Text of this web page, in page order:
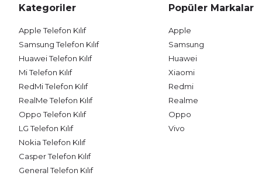
Kategoriler
Apple Telefon Kılıf
Samsung Telefon Kılıf
Huawei Telefon Kılıf
Mi Telefon Kılıf
RedMi Telefon Kılıf
RealMe Telefon Kılıf
Oppo Telefon Kılıf
LG Telefon Kılıf
Nokia Telefon Kılıf
Casper Telefon Kılıf
General Telefon Kılıf
Popüler Markalar
Apple
Samsung
Huawei
Xiaomi
Redmi
Realme
Oppo
Vivo